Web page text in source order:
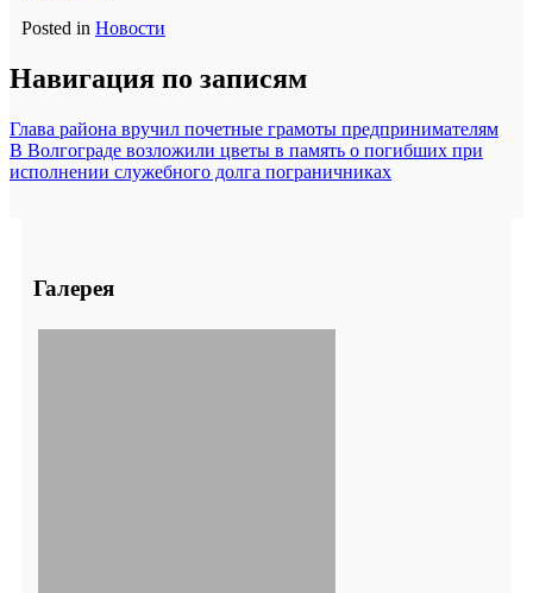
Posted in Новости
Навигация по записям
Глава района вручил почетные грамоты предпринимателям
В Волгограде возложили цветы в память о погибших при
исполнении служебного долга пограничниках
Галерея